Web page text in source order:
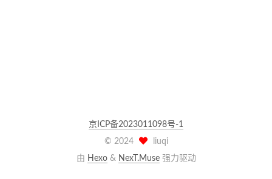
京ICP备2023011098号-1
© 2024
liuqi
由 Hexo& NexT.Muse强力驱动